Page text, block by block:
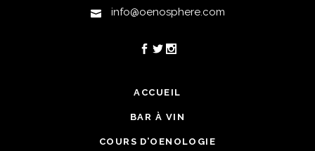
info@oenosphere.com
ACCUEIL
BAR À VIN
COURS D’OENOLOGIE